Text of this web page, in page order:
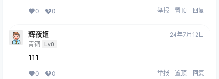
0 0 举报 置顶 回复
辉夜姬
青铜 Lv0
24年7月12日
111
0 0 举报 置顶 回复